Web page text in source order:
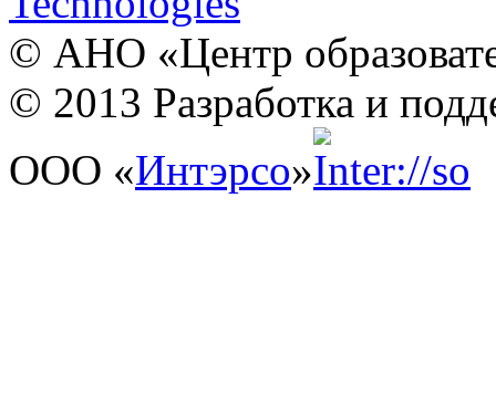
© АНО «Центр
© 2013 Разработка и
ООО «Интэрсо»